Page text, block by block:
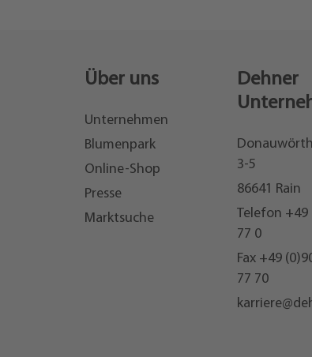
Über uns
Unternehmen
Blumenpark
Online-Shop
Presse
Marktsuche
Dehner
3-5
86641 Rain
Telefon +49
77 0
Fax +49
77 70